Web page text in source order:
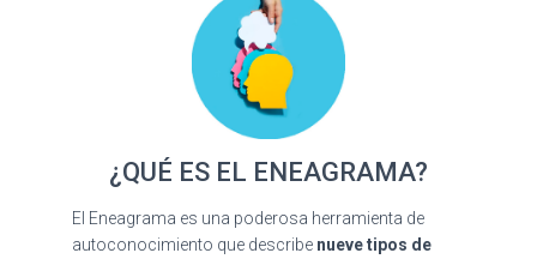
¿QUÉ ES EL ENEAGRAMA?
El Eneagrama es una poderosa herramienta de
autoconocimiento que describe nueve tipos de